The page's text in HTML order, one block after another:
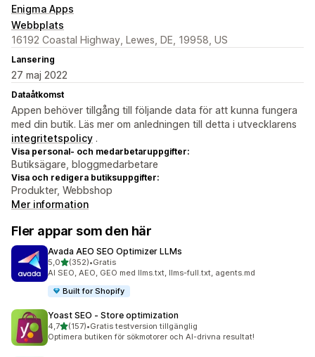
Enigma Apps
Webbplats
16192 Coastal Highway, Lewes, DE, 19958, US
Lansering
27 maj 2022
Dataåtkomst
Appen behöver tillgång till följande data för att kunna fungera
med din butik. Läs mer om anledningen till detta i utvecklarens
integritetspolicy .
Visa personal- och medarbetaruppgifter:
Butiksägare, bloggmedarbetare
Visa och redigera butiksuppgifter:
Produkter, Webbshop
Mer information
Fler appar som den här
Avada AEO SEO Optimizer LLMs
5,0av 5 stjärnor
(352)
352 recensioner totalt
•Gratis
AI SEO, AEO, GEO med llms.txt, llms-full.txt, agents.md
Built for Shopify
Yoast SEO ‑ Store optimization
4,7av 5 stjärnor
(157)
157 recensioner totalt
•Gratis testversion tillgänglig
Optimera butiken för sökmotorer och AI-drivna resultat!